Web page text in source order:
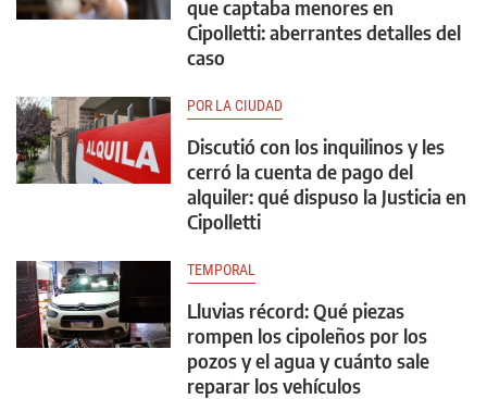
que captaba menores en
Cipolletti: aberrantes detalles del
caso
POR LA CIUDAD
Discutió con los inquilinos y les
cerró la cuenta de pago del
alquiler: qué dispuso la Justicia en
Cipolletti
TEMPORAL
Lluvias récord: Qué piezas
rompen los cipoleños por los
pozos y el agua y cuánto sale
reparar los vehículos